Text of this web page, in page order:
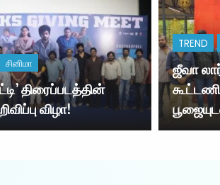
துறை அமைச்சரான திரு.ராஜ்மோகன் சிறப்பு
சினிமா
திரைப்படத்தின்
விழா!
TREND
ஜீவா